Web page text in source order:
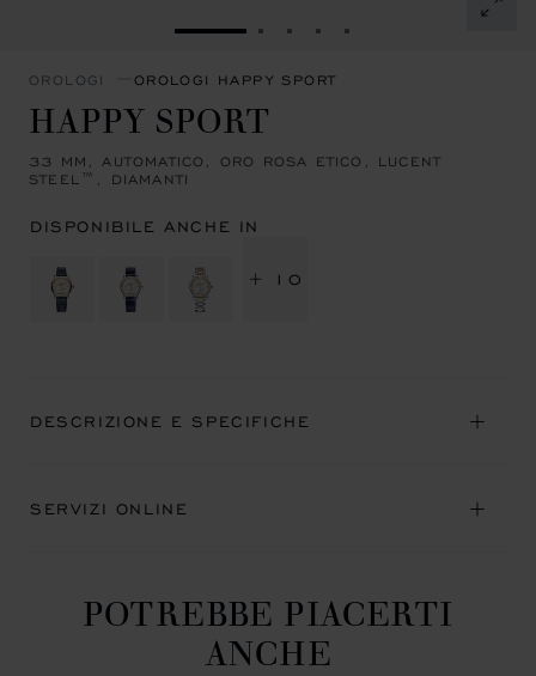
VAI ALLA SLIDE 1
VAI ALLA SLIDE 2
VAI ALLA SLIDE 3
VAI ALLA SLIDE 4
VAI ALLA SLIDE 5
OROLOGI OROLOGI HAPPY SPORT
HAPPY SPORT
33 MM, AUTOMATICO, ORO ROSA ETICO, LUCENT
STEEL™, DIAMANTI
DISPONIBILE ANCHE IN
+ 10
DESCRIZIONE E SPECIFICHE
SERVIZI ONLINE
POTREBBE PIACERTI
ANCHE